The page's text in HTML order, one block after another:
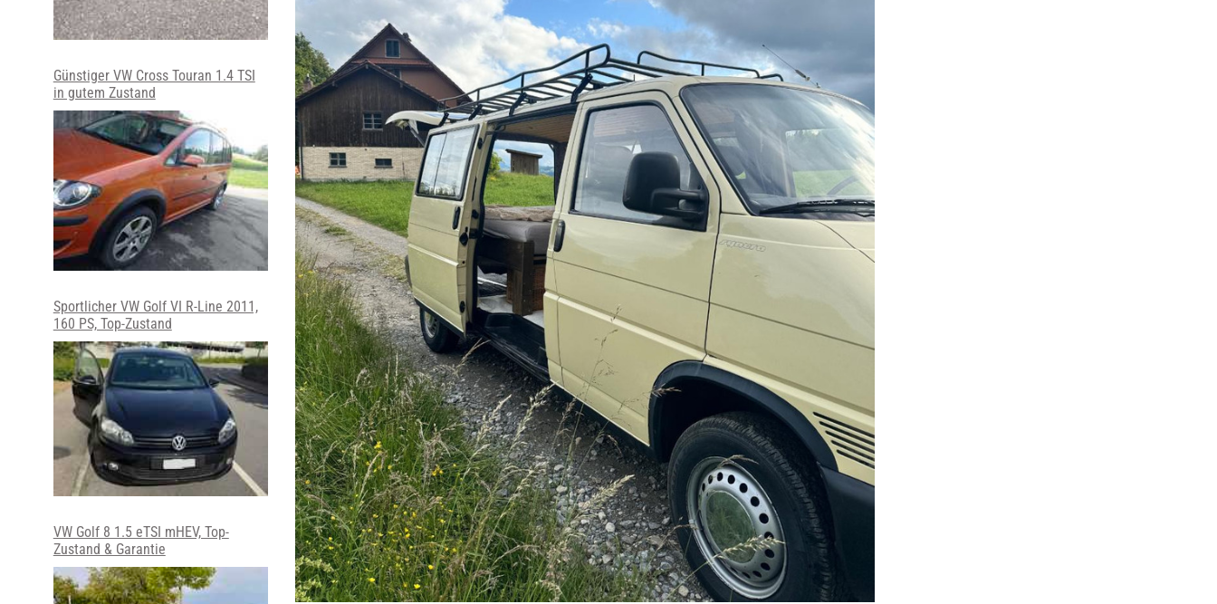
Günstiger VW Cross Touran 1.4 TSI
in gutem Zustand
Sportlicher VW Golf VI R-Line 2011,
160 PS, Top-Zustand
VW Golf 8 1.5 eTSI mHEV, Top-
Zustand & Garantie